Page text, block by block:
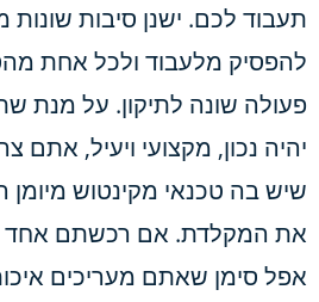
תעבוד לכם. ישנן סיבות
להפסיק מלעבוד ולכל אחת
פעולה שונה לתיקון. על מנת
יהיה נכון, מקצועי ויעיל,
שיש בה טכנאי מקינטוש
את המקלדת. אם רכשתם
אפל סימן שאתם מעריכים